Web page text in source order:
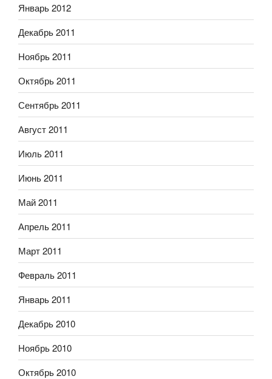
Январь 2012
Декабрь 2011
Ноябрь 2011
Октябрь 2011
Сентябрь 2011
Август 2011
Июль 2011
Июнь 2011
Май 2011
Апрель 2011
Март 2011
Февраль 2011
Январь 2011
Декабрь 2010
Ноябрь 2010
Октябрь 2010